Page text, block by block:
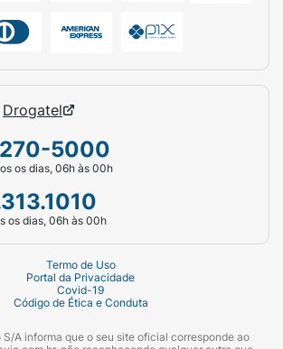
lâminas por cartucho.
Drogatel
5000
os dias, 06h às 00h
os dias, 06h às 00h
Termo de Uso
Portal da Privacidade
Covid-19
Código de Ética e Conduta
S/A informa que o seu site oficial corresponde ao